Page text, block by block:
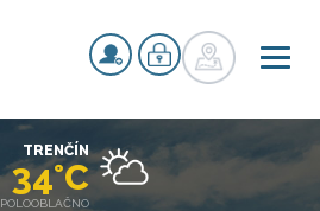
TRENČÍN
34°C
POLOOBLAČNO